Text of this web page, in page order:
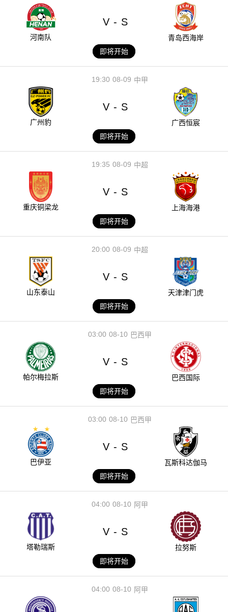
河南队
V - S
青岛西海岸
即将开始
08-09
19:30 中甲
广州豹
V - S
广西恒宸
即将开始
08-09
19:35 中超
重庆铜梁龙
V - S
上海海港
即将开始
08-09
20:00 中超
山东泰山
V - S
天津津门虎
即将开始
08-10
03:00 巴西甲
帕尔梅拉斯
V - S
巴西国际
即将开始
08-10
03:00 巴西甲
巴伊亚
V - S
瓦斯科达伽马
即将开始
08-10
04:00 阿甲
塔勒瑞斯
V - S
拉努斯
即将开始
08-10
04:00 阿甲